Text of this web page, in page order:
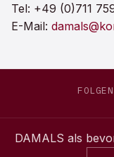
Tel: +49 (0)711
E-Mail:
DAMALS als